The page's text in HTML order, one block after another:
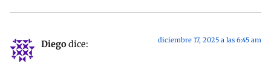
Diegodice: diciembre 17, 2025 a las 6:45 am